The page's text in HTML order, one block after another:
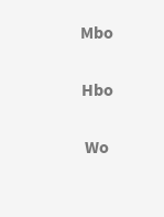
Mbo
Hbo
Wo